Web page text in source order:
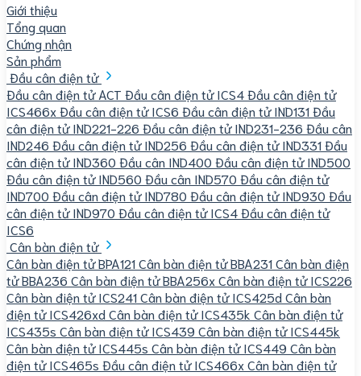
Giới thiệu
Tổng quan
Chứng nhận
Sản phẩm
Đầu cân điện tử
Đầu cân điện tử ACT Đầu cân điện tử ICS4Đầu cân điện tử
ICS466xĐầu cân điện tử ICS6 Đầu cân điện tử IND131Đầu
cân điện tử IND221-226 Đầu cân điện tử IND231-236 Đầu cân
IND246 Đầu cân điện tử IND256 Đầu cân điện tử IND331Đầu
cân điện tử IND360 Đầu cân IND400 Đầu cân điện tử IND500
Đầu cân điện tử IND560 Đầu cân IND570 Đầu cân điện tử
IND700 Đầu cân điện tử IND780 Đầu cân điện tử IND930 Đầu
cân điện tử IND970 Đầu cân điện tử ICS4Đầu cân điện tử
ICS6
Cân bàn điện tử
Cân bàn điện tử BPA121Cân bàn điện tử BBA231Cân bàn điện
tử BBA236 Cân bàn điện tử BBA256xCân bàn điện tử ICS226
Cân bàn điện tử ICS241Cân bàn điện tử ICS425d Cân bàn
điện tử ICS426xd Cân bàn điện tử ICS435k Cân bàn điện tử
ICS435s Cân bàn điện tử ICS439 Cân bàn điện tử ICS445k
Cân bàn điện tử ICS445s Cân bàn điện tử ICS449 Cân bàn
điện tử ICS465s Đầu cân điện tử ICS466xCân bàn điện tử